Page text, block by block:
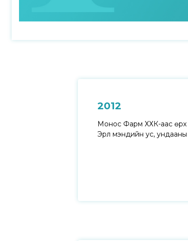
2012
Монос Фарм ХХК-аас өрх
Эрүүл мэндийн ус, ундааны